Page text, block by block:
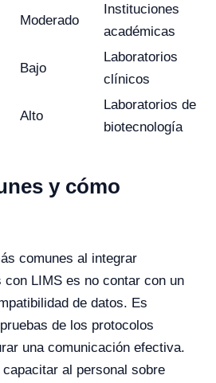
Moderado
Instituciones
académicas
Bajo
Laboratorios
clínicos
Alto
Laboratorios de
biotecnología
y cómo
comunes al integrar
LIMS es no contar con un
de datos. Es
de los protocolos
una comunicación efectiva.
al personal sobre